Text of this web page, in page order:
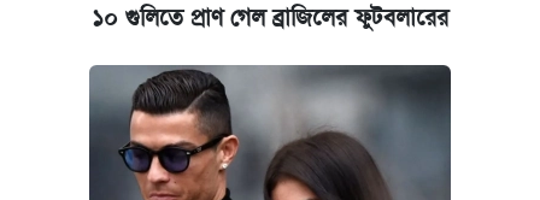
১০ গুলিতে প্রাণ গেল ব্রাজিলের ফুটবলারের